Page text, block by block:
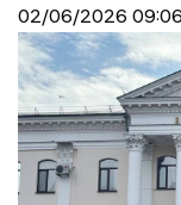
02/06/2026 09:06